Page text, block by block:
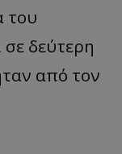
του
δεύτερη
από τον